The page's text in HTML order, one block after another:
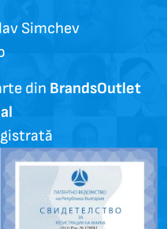
Simchev
din BrandsOutlet